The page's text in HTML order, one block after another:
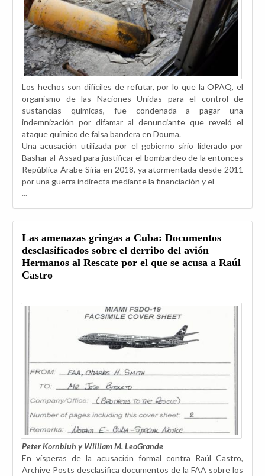
Los hechos son difíciles de refutar, por lo que la OPAQ, el
organismo de las Naciones Unidas para el control de
sustancias químicas, fue condenada a pagar una
indemnización por difamar al denunciante que reveló el
ataque químico de falsa bandera en Douma.
Una acusación utilizada por el gobierno sirio liderado por
Bashar al-Assad para justificar el bombardeo de la entonces
República Árabe Siria en 2018, ya atormentada desde 2011
por una guerra indirecta mediante la financiación y el
...
Las amenazas gringas a Cuba: Documentos
desclasificados sobre el derribo del avión
Hermanos al Rescate por el que se acusa a Raúl
Castro
Peter Kornbluh y William M. LeoGrande
En vísperas de la acusación formal contra Raúl Castro,
Archive Posts desclasifica documentos de la FAA sobre los